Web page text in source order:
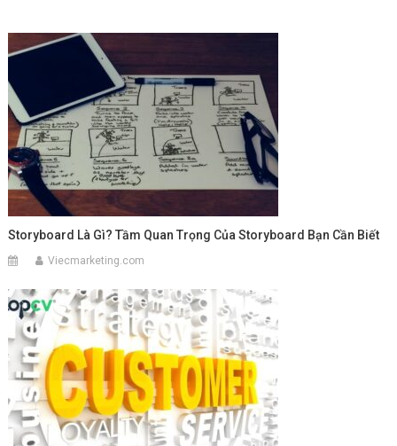
viết
Storyboard Là Gì? Tầm Quan Trọng Của Storyboard Bạn Cần Biết
Viecmarketing.com